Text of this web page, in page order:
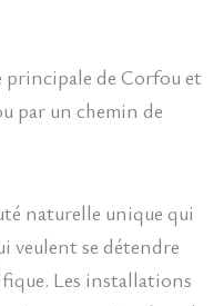
principale de Corfou et
par un chemin de
naturelle unique qui
veulent se détendre
Les installations